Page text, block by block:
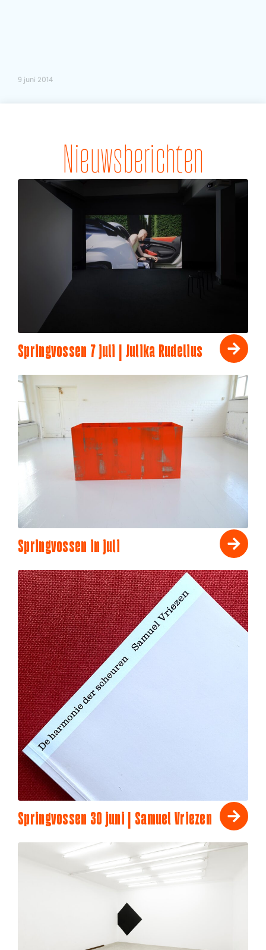
9 juni 2014
Nieuwsberichten
Springvossen 7 juli | Julika Rudelius
Springvossen in juli
Springvossen 30 juni | Samuel Vriezen